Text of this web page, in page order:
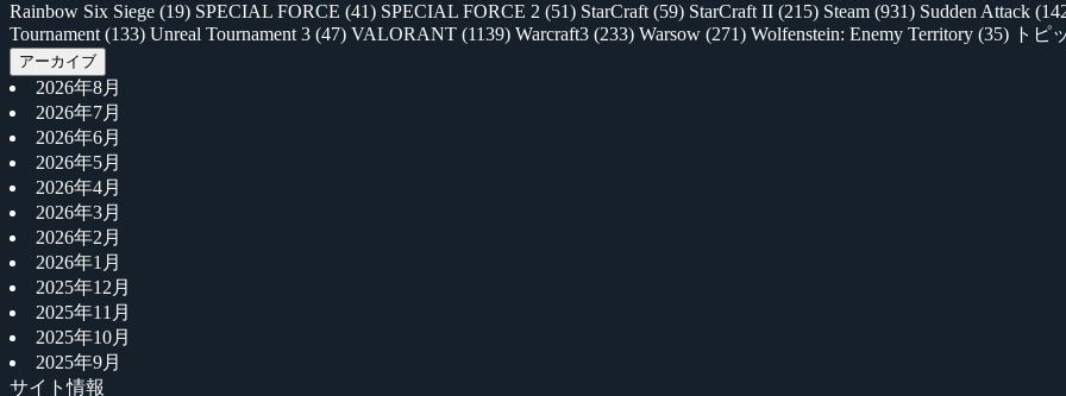
Rainbow Six Siege (19) SPECIAL FORCE (41) SPECIAL FORCE 2 (51) StarCraft (59) StarCraft II (215) Steam (931) Sudden Attack
Tournament (133) Unreal Tournament 3 (47) VALORANT (1139) Warcraft3 (233) Warsow (271) Wolfenstein: Enemy Territory (35) トピ
アーカイブ
2026年8月
2026年7月
2026年6月
2026年5月
2026年4月
2026年3月
2026年2月
2026年1月
2025年12月
2025年11月
2025年10月
2025年9月
サイト情報